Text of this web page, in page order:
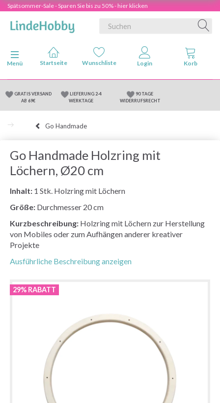
Spätsommer-Sale - Sparen Sie bis zu 50% - hier klicken
Anzeige ändern
Menü
GRATIS VERSAND
AB 69€
LIEFERUNG 2-4
WERKTAGE
90 TAGE
WIDERRUFSRECHT
Go Handmade
Go Handmade Holzring mit
Löchern, Ø20 cm
Inhalt: 1 Stk. Holzring mit Löchern
Größe: Durchmesser 20 cm
Kurzbeschreibung: Holzring mit Löchern zur Herstellung
von Mobiles oder zum Aufhängen anderer kreativer
Projekte
Ausführliche Beschreibung anzeigen
29% RABATT